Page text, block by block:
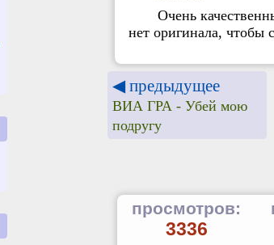
Очень
нет оригинала, чтобы
◀ предыдущее
ВИА ГРА - Убей мою
подругу
просмотров:
3336